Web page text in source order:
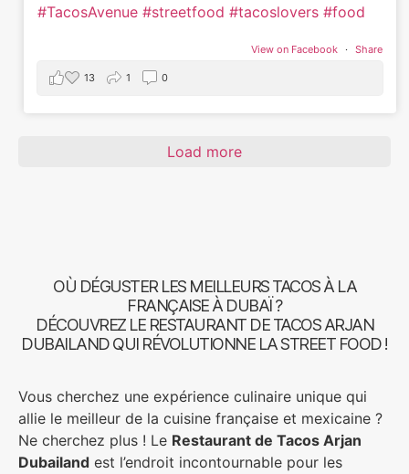
#TacosAvenue #streetfood #tacoslovers #food
View on Facebook · Share
13 1 0
Load more
OÙ DÉGUSTER LES MEILLEURS TACOS À LA
FRANÇAISE À DUBAÏ ?
DÉCOUVREZ LE RESTAURANT DE TACOS ARJAN
DUBAILAND QUI RÉVOLUTIONNE LA STREET FOOD !
Vous cherchez une expérience culinaire unique qui
allie le meilleur de la cuisine française et mexicaine ?
Ne cherchez plus ! Le Restaurant de Tacos Arjan
Dubailand est l’endroit incontournable pour les